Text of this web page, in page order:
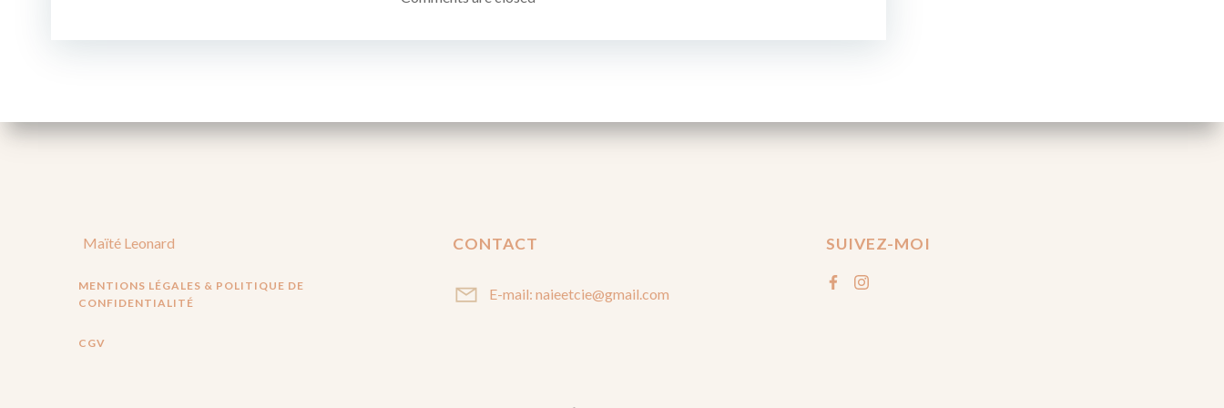
l’article
Maïté Leonard
MENTIONS LÉGALES & POLITIQUE DE
CONFIDENTIALITÉ
CGV
CONTACT
E-mail: naieetcie@gmail.com
SUIVEZ-MOI